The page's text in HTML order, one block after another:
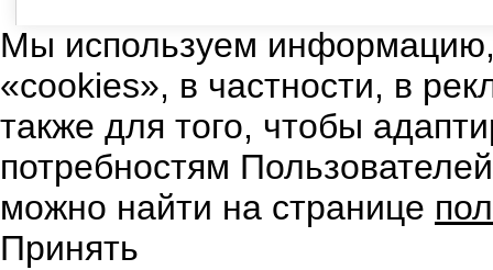
Мы используем
«cookies», в частности, в
также для того, чтобы
потребностям
можно найти на странице
Принять